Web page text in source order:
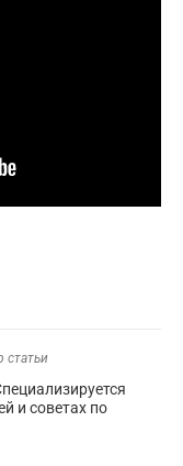
статьи
и советах по